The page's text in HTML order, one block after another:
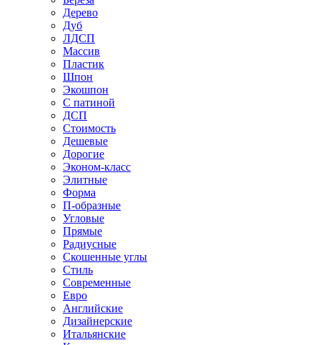
Дерево
Дуб
ЛДСП
Массив
Пластик
Шпон
Экошпон
С патиной
ДСП
Стоимость
Дешевые
Дорогие
Эконом-класс
Элитные
Форма
П-образные
Угловые
Прямые
Радиусные
Скошенные углы
Стиль
Современные
Евро
Английские
Дизайнерские
Итальянские